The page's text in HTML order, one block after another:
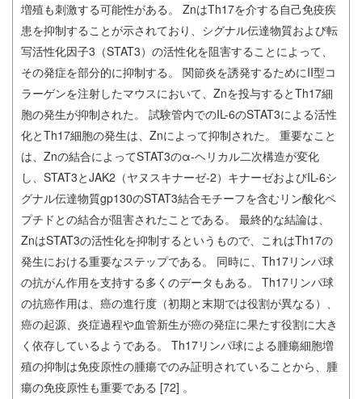
増殖も刺激する可能性がある。 ZnはTh17を介する自己免疫疾
患を抑制することが示されており、シグナル伝達物質および転
写活性化因子3（STAT3）の活性化を阻害することによって、
その発症を部分的に抑制する。 関節炎を誘発するためにII型コ
ラーゲンを注射したマウスにおいて、Znを投与するとTh17細
胞の発生が抑制された。 試験管内でのIL-6のSTAT3による活性
化とTh17細胞の発生は、Znによって抑制された。 重要なこと
は、Znの結合によってSTAT3のα-ヘリカル二次構造が変化
し、STAT3とJAK2（ヤヌスキナーゼ-2）キナーゼおよびIL-6シ
グナル伝達物質gp130のSTAT3結合モチーフを含むリン酸化ペ
プチドとの結合が阻害されたことである。 最終的な結論は、
ZnはSTAT3の活性化を抑制するというもので、これはTh17の
発生における重要なステップである。 同時に、Th17リンパ球
の抗がん作用を支持する多くのデータもある。 Th17リンパ球
の抗癌作用は、癌の進行度（初期と末期では役割が異なる）、
癌の起源、炎症過程や血管新生が癌の発症に果たす役割に大き
く依存しているようである。 Th17リンパ球による腫瘍細胞増
殖の抑制は免疫原性の腫瘍でのみ証明されていることから、腫
瘍の免疫原性も重要である [72] 。